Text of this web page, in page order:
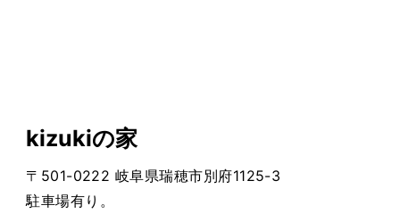
kizukiの家
〒501-0222 岐阜県瑞穂市別府1125-3
駐車場有り。